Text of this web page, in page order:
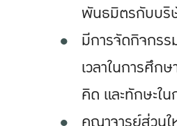
พันธมิตรกับบริ
มีการจัดกิจกรร
เวลาในการศึ
คิด และทักษะใน